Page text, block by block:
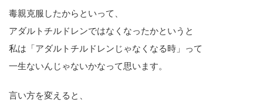
毒親克服したからといって、
アダルトチルドレンではなくなったかというと
私は「アダルトチルドレンじゃなくなる時」って
一生ないんじゃないかなって思います。
言い方を変えると、